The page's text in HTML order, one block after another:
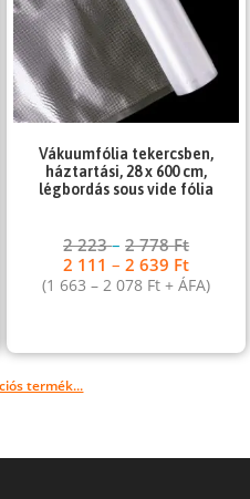
Vákuumfólia tekercsben,
háztartási, 28 x 600 cm,
légbordás sous vide fólia
2 223–2 778Ft
2 111–2 639 Ft
(1 663–2 078 Ft + ÁFA)
termék...